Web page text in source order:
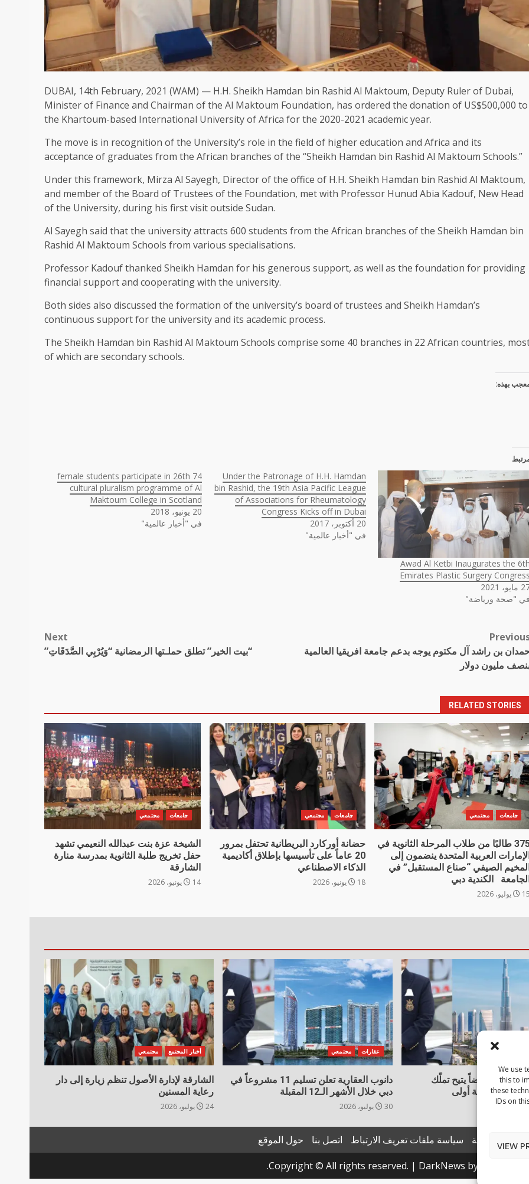
We use
this to
these
IDs on
VIEW
DUBAI, 14th February, 2021 (WAM) — H.H. Sheikh Hamdan bin Rashid Al Maktoum, Deputy Ruler of Dubai,
Minister of Finance and Chairman of the Al Maktoum Foundation, has ordered the donation of US$500,000 to
the Khartoum-based International University of Africa for the 2020-2021 academic year.
The move is in recognition of the University’s role in the field of higher education and Africa and its
acceptance of graduates from the African branches of the “Sheikh Hamdan bin Rashid Al Maktoum Schools.”
Under this framework, Mirza Al Sayegh, Director of the office of H.H. Sheikh Hamdan bin Rashid Al Maktoum,
and member of the Board of Trustees of the Foundation, met with Professor Hunud Abia Kadouf, New Head
of the University, during his first visit outside Sudan.
Al Sayegh said that the university attracts 600 students from the African branches of the Sheikh Hamdan bin
Rashid Al Maktoum Schools from various specialisations.
Professor Kadouf thanked Sheikh Hamdan for his generous support, as well as the foundation for providing
financial support and cooperating with the university.
Both sides also discussed the formation of the university’s board of trustees and Sheikh Hamdan’s
continuous support for the university and its academic process.
The Sheikh Hamdan bin Rashid Al Maktoum Schools comprise some 40 branches in 22 African countries,
of which are secondary schools.
بهذه:
Awad Al Ketbi Inaugurates the 6th
Emirates Plastic Surgery Congress
2021
في "صحة ورياضة"
Under the Patronage of H.H. Hamdan
bin Rashid, the 19th Asia Pacific League
of Associations for Rheumatology
Congress Kicks off in Dubai
20 أكتوبر، 2017
في "أخبار عالمية"
74 female students participate in 26th
cultural pluralism programme of Al
Maktoum College in Scotland
20 يونيو، 2018
في "أخبار عالمية"
بن راشد آل مكتوم يوجه بدعم جامعة افريقيا العالمية
مليون دولار
Next
“بيت الخير” تطلق حملـتها الرمضانية “وَيُرْبِي الصَّدَقَاتِ”
RELATED STORIES
جامعات مجتمعي
375 طالبًا من طلاب المرحلة الثانوية في
الإمارات العربية المتحدة ينضمون إلى
المخيم الصيفي “صناع المستقبل” في
الجامعة الكندية دبي
15 يوليو، 2026
جامعات مجتمعي
حضانة أوركارد البريطانية تحتفل بمرور
20 عاماً على تأسيسها بإطلاق أكاديمية
الذكاء الاصطناعي
18 يونيو، 2026
جامعات مجتمعي
الشيخة عزة بنت عبدالله النعيمي تشهد
حفل تخريج طلبة الثانوية بمدرسة منارة
الشارقة
14 يونيو، 2026
تُطلق عرضاً يتيح تملّك
دبي دون دفعة أولى
عقارات مجتمعي
دانوب العقارية تعلن تسليم 11 مشروعاً في
دبي خلال الأشهر الـ12 المقبلة
30 يوليو، 2026
أخبار المجتمع مجتمعي
الشارقة لإدارة الأصول تنظم زيارة إلى دار
رعاية المسنين
24 يوليو، 2026
بيان الخصوصية سياسة ملفات تعريف الارتباط اتصل بنا
حول الموقع
Copyright © All rights reserved. | DarkNews by AF themes.